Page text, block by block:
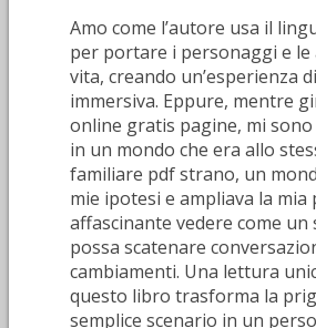
Amo come l’autore usa il
per portare i personaggi e
vita, creando un’esperienza
immersiva. Eppure, mentre
online gratis pagine, mi
in un mondo che era allo
familiare pdf strano, un
mie ipotesi e ampliava la mia
affascinante vedere come
possa scatenare
cambiamenti. Una lettura
questo libro trasforma la
semplice scenario in un